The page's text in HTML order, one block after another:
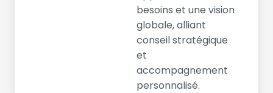
besoins et une vision
globale, alliant
conseil stratégique
et
accompagnement
personnalisé.